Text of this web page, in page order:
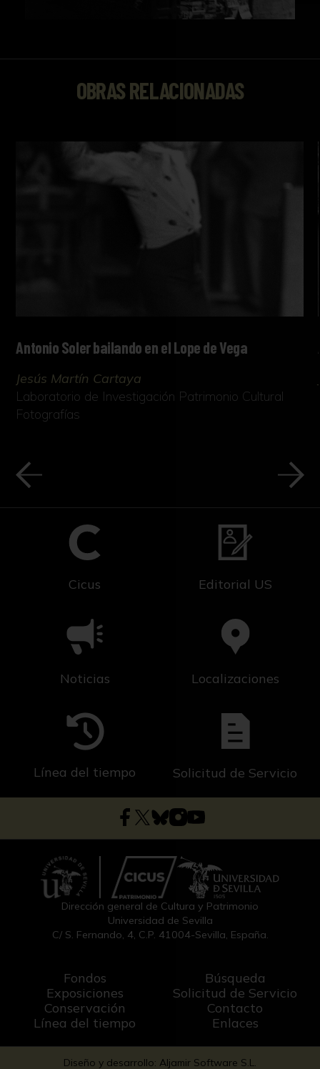
OBRAS RELACIONADAS
Antonio Soler bailando en el Lope de Vega
Jesús Martín Cartaya
Laboratorio de Investigación Patrimonio Cultural
Fotografías
Cicus Editorial US
Noticias Localizaciones
Línea del tiempo Solicitud de Servicio
Dirección general de Cultura y Patrimonio
Universidad de Sevilla
C/ S. Fernando, 4, C.P. 41004-Sevilla, España.
Fondos
Exposiciones
Conservación
Línea del tiempo
Búsqueda
Solicitud de Servicio
Contacto
Enlaces
Diseño y desarrollo: Aljamir Software S.L.